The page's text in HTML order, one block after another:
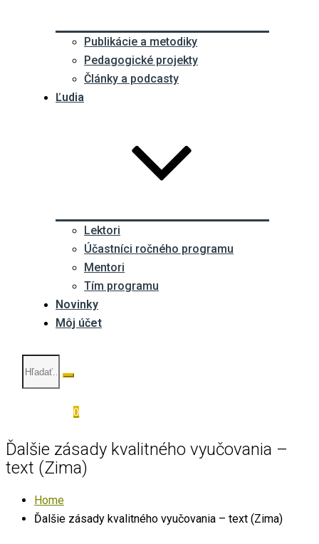
Publikácie a metodiky
Pedagogické projekty
Články a podcasty
Ľudia
Lektori
Účastníci ročného programu
Mentori
Tím programu
Novinky
Môj účet
0
Ďalšie zásady kvalitného vyučovania –
text (Zima)
Home
Ďalšie zásady kvalitného vyučovania – text (Zima)